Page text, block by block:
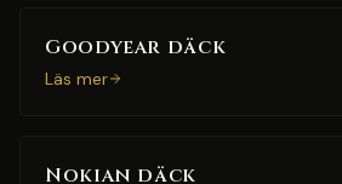
Goodyear däck
Läs mer
Nokian däck